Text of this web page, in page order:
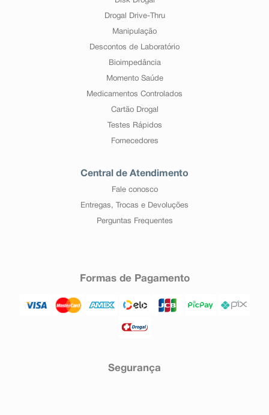
Drogal Drive-Thru
Manipulação
Descontos de Laboratório
Bioimpedância
Momento Saúde
Medicamentos Controlados
Cartão Drogal
Testes Rápidos
Fornecedores
Central de Atendimento
Fale conosco
Entregas, Trocas e Devoluções
Perguntas Frequentes
Formas de Pagamento
Segurança